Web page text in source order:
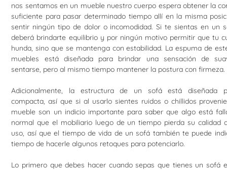
nos sentamos en un mueble nuestro cuerpo espera obtener la
suficiente para pasar determinado tiempo allí en la misma
sentir ningún tipo de dolor o incomodidad. Si te sientas en un
deberá brindarte equilibrio y por ningún motivo permitir que tu
hunda, sino que se mantenga con estabilidad. La espuma de
muebles está diseñada para brindar una sensación de
sentarse, pero al mismo tiempo mantener la postura con firmeza.
Adicionalmente, la estructura de un sofá está diseñada
compacta, así que si al usarlo sientes ruidos o chillidos
mueble son un indicio importante para saber que algo está
normal que el mobiliario luego de un tiempo pierda su calidad
uso, así que el tiempo de vida de un sofá también te puede
tiempo de hacerle algunos retoques para potenciarlo.
Lo primero que debes hacer cuando sepas que tienes un sofá